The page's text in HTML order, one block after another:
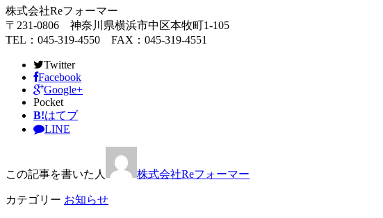
株式会社Reフォーマー
〒231-0806 神奈川県横浜市中区本牧町1-105
TEL：045-319-4550 FAX：045-319-4551
Twitter
Facebook
Google+
Pocket
B!はてブ
LINE
この記事を書いた人 株式会社Reフォーマー
カテゴリー お知らせ